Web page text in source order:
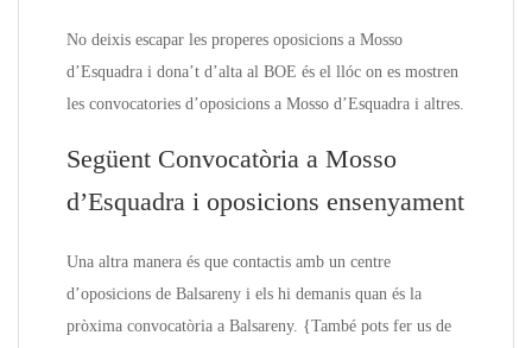
No deixis escapar les properes oposicions a Mosso
d’Esquadra i dona’t d’alta al BOE és el llóc on es mostren
les convocatories d’oposicions a Mosso d’Esquadra i altres.
Següent Convocatòria a Mosso
d’Esquadra i oposicions ensenyament
Una altra manera és que contactis amb un centre
d’oposicions de Balsareny i els hi demanis quan és la
pròxima convocatòria a Balsareny. {També pots fer us de